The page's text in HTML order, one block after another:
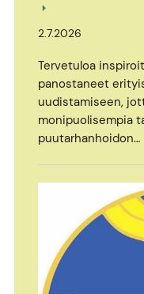
2.7.2026
Tervetuloa
panostaneet
uudistamiseen,
monipuolisempia
puutarhanhoidon…